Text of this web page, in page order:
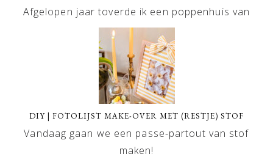
Afgelopen jaar toverde ik een poppenhuis van
DIY | FOTOLIJST MAKE-OVER MET (RESTJE) STOF
Vandaag gaan we een passe-partout van stof
maken!